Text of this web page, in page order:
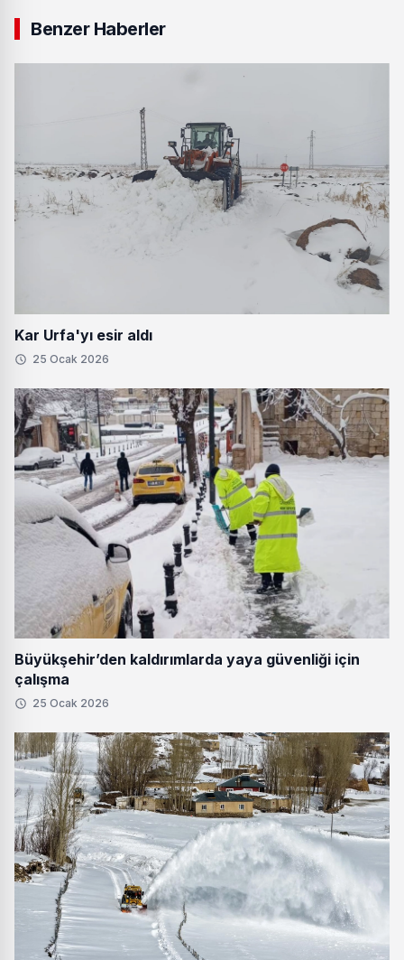
Benzer Haberler
Kar Urfa'yı esir aldı
25 Ocak 2026
Büyükşehir’den kaldırımlarda yaya güvenliği için
çalışma
25 Ocak 2026